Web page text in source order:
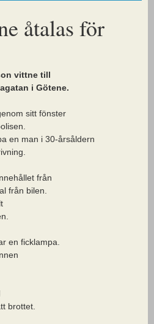
åtalas för
vittne till
i Götene.
sitt fönster
en man i 30-årsåldern
från
från bilen.
en ficklampa.
brottet.